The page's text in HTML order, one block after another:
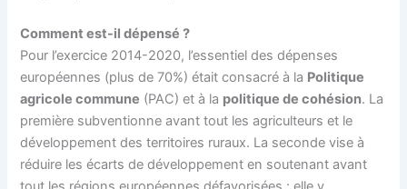
Comment est-il dépensé ?
Pour l’exercice 2014-2020, l’essentiel des dépenses
européennes (plus de 70%) était consacré à la Politique
agricole commune (PAC) et à la politique de cohésion. La
première subventionne avant tout les agriculteurs et le
développement des territoires ruraux. La seconde vise à
réduire les écarts de développement en soutenant avant